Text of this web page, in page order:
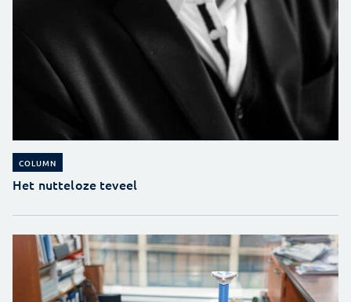
COLUMN
Het nutteloze teveel